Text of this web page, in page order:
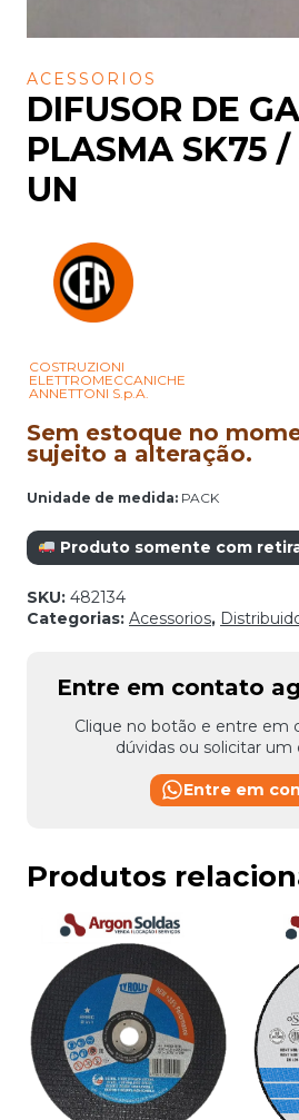
ACESSORIOS
DIFUSOR DE
PLASMA SK75
UN
COSTRUZIONI
ELETTROMECCANICHE
ANNETTONI S.p.A.
Sem estoque no
sujeito a alteração.
Unidade de medida: PACK
Produto somente com
SKU: 482134
Categorias: Acessorios,
Entre em contato
Clique no botão e entre em
dúvidas ou solicitar
Entre em
Produtos